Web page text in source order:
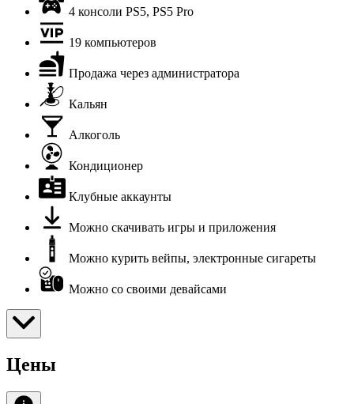
4 консоли PS5, PS5 Pro
19 компьютеров
Продажа через администратора
Кальян
Алкоголь
Кондиционер
Клубные аккаунты
Можно скачивать игры и приложения
Можно курить вейпы, электронные сигареты
Можно со своими девайсами
Цены